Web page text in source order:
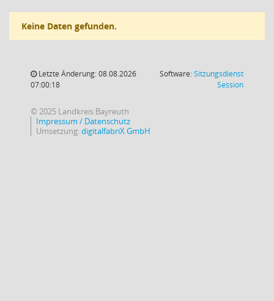
Keine Daten gefunden.
Letzte Änderung: 08.08.2026
07:00:18
Software:Sitzungsdienst
Session(Wird in
© 2025 Landkreis Bayreuth
Impressum / Datenschutz
Umsetzung:digitalfabriX GmbH